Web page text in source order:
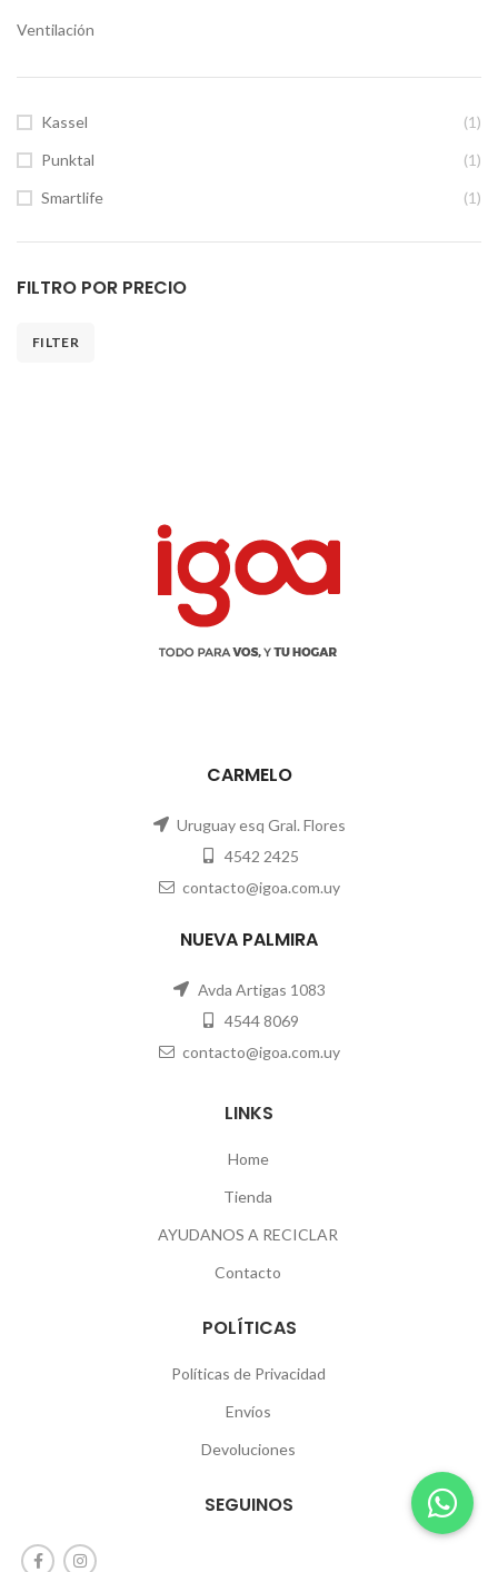
Ventilación
Kassel
(1)
Punktal
(1)
Smartlife
(1)
FILTRO POR PRECIO
FILTER
CARMELO
Uruguay esq Gral. Flores
4542 2425
contacto@igoa.com.uy
NUEVA PALMIRA
Avda Artigas 1083
4544 8069
contacto@igoa.com.uy
LINKS
Home
Tienda
AYUDANOS A RECICLAR
Contacto
POLÍTICAS
Políticas de Privacidad
Envíos
Devoluciones
SEGUINOS